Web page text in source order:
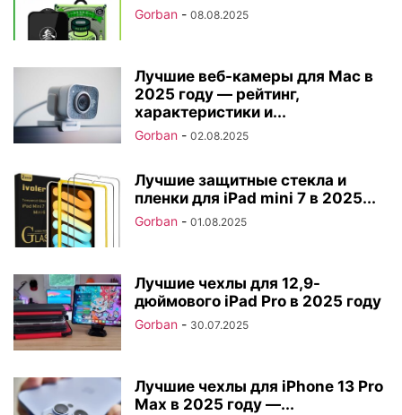
Gorban - 08.08.2025
Лучшие веб-камеры для Mac в
2025 году — рейтинг,
характеристики и...
Gorban - 02.08.2025
Лучшие защитные стекла и
пленки для iPad mini 7 в 2025...
Gorban - 01.08.2025
Лучшие чехлы для 12,9-
дюймового iPad Pro в 2025 году
Gorban - 30.07.2025
Лучшие чехлы для iPhone 13 Pro
Max в 2025 году —...